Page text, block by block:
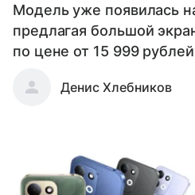
Модель уже появилась
предлагая большой
по цене от 15 999 рублей
Денис Хлебников